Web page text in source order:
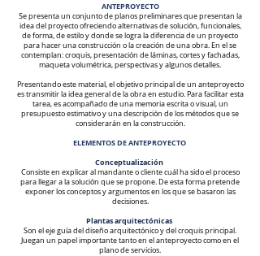
ANTEPROYECTO
Se presenta un conjunto de planos preliminares que presentan la
idea del proyecto ofreciendo alternativas de solución, funcionales,
de forma, de estilo y donde se logra la diferencia de un proyecto
para hacer una construcción o la creación de una obra. En el se
contemplan: croquis, presentación de láminas, cortes y fachadas,
maqueta volumétrica, perspectivas y algunos detalles.
Presentando este material, el objetivo principal de un anteproyecto
es transmitir la idea general de la obra en estudio. Para facilitar esta
tarea, es acompañado de una memoria escrita o visual, un
presupuesto estimativo y una descripción de los métodos que se
considerarán en la construcción.
ELEMENTOS DE ANTEPROYECTO
Conceptualización
Consiste en explicar al mandante o cliente cuál ha sido el proceso
para llegar a la solución que se propone. De esta forma pretende
exponer los conceptos y argumentos en los que se basaron las
decisiones.
Plantas arquitectónicas
Son el eje guía del diseño arquitectónico y del croquis principal.
Juegan un papel importante tanto en el anteproyecto como en el
plano de servicios.